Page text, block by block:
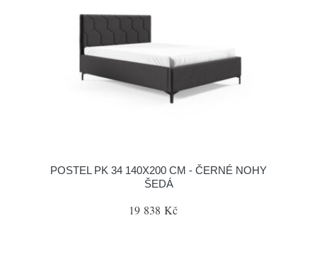
POSTEL PK 34 140X200 CM - ČERNÉ NOHY
ŠEDÁ
19 838 Kč